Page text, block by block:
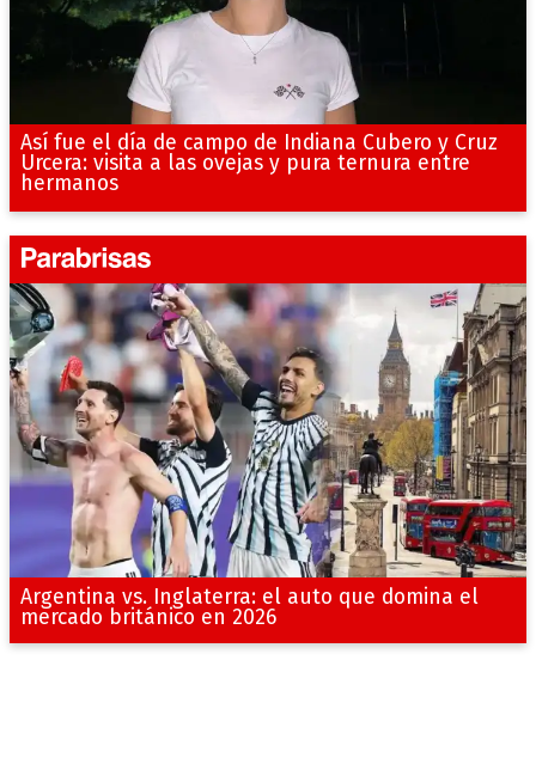
Así fue el día de campo de Indiana Cubero y Cruz
Urcera: visita a las ovejas y pura ternura entre
hermanos
Argentina vs. Inglaterra: el auto que domina el
mercado británico en 2026